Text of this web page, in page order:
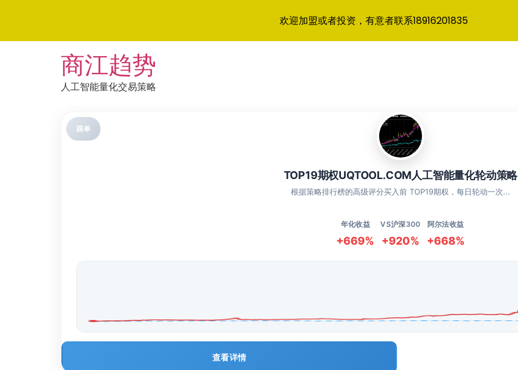
商江趋势
人工智能量化交易策略
跟单
TOP19期权UQTOOL.COM人工智能量化轮动策略
根据策略排行榜的高级评分买入前 TOP19期权，每日轮动一次...
年化收益
+669%
VS沪深300
+920%
阿尔法收益
+668%
查看详情
欢迎加盟或者投资，有意者联系18916201835